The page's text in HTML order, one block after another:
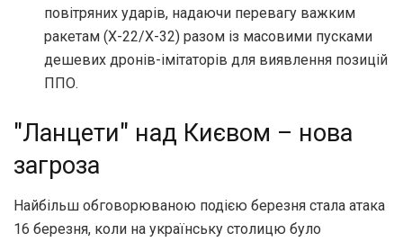
повітряних ударів, надаючи перевагу важким
ракетам (Х-22/Х-32) разом із масовими пусками
дешевих дронів-імітаторів для виявлення позицій
ППО.
"Ланцети" над Києвом – нова
загроза
Найбільш обговорюваною подією березня стала атака
16 березня, коли на українську столицю було